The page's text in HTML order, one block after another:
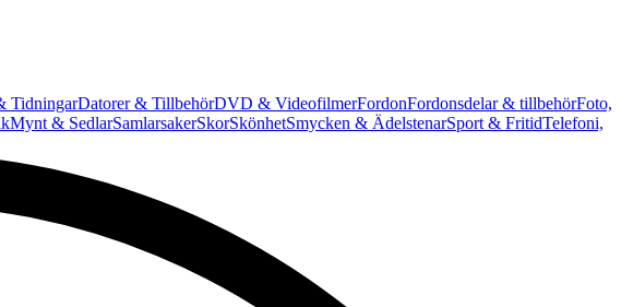
TidningarDatorer & TillbehörDVD & VideofilmerFordonFordonsdelar & tillbehörFoto,
Mynt & SedlarSamlarsakerSkorSkönhetSmycken & ÄdelstenarSport & FritidTelefoni,